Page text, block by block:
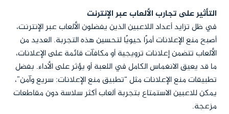
التأثير على تجارب الألعاب عبر الإنترنت
في ظل تزايد أعداد اللاعبين الذين يفضلون الألعاب عبر الإنترنت،
أصبح منع الإعلانات أمرًا حيويًا لتحسين هذه التجربة. العديد من
الألعاب تتضمن إعلانات ترويجية أو مكافآت قائمة على الإعلانات،
ما قد يعيق الانغماس الكامل في اللعبة أو يؤثر على الأداء. بفضل
تطبيقات منع الإعلانات مثل “تطبيق منع الإعلانات: سريع وآمن”،
يمكن للاعبين الاستمتاع بتجربة ألعاب أكثر سلاسة دون مقاطعات
مزعجة.